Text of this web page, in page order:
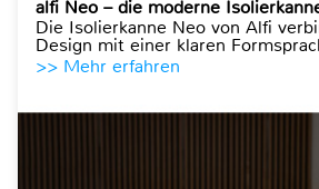
alfi Neo – die moderne
Die Isolierkanne Neo von Alfi
Design mit einer klaren
>> Mehr erfahren